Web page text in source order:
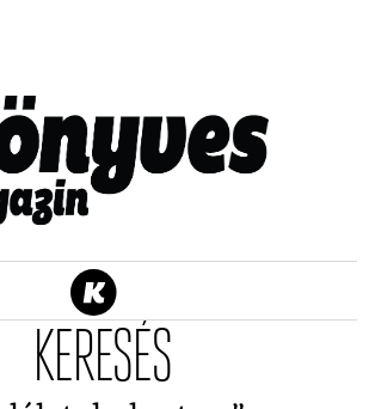
KERESÉS